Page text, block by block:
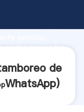
fuerza
piedra proveedor
de
WhatsApp)